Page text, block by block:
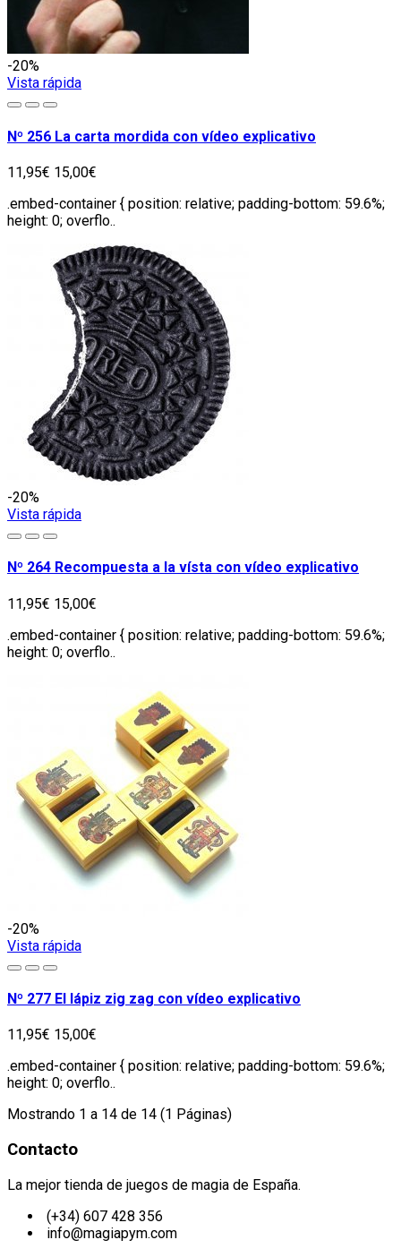
-20%
Vista rápida
Nº 256 La carta mordida con vídeo explicativo
11,95€ 15,00€
.embed-container { position: relative; padding-bottom: 59.6%;
height: 0; overflo..
-20%
Vista rápida
Nº 264 Recompuesta a la vísta con vídeo explicativo
11,95€ 15,00€
.embed-container { position: relative; padding-bottom: 59.6%;
height: 0; overflo..
-20%
Vista rápida
Nº 277 El lápiz zig zag con vídeo explicativo
11,95€ 15,00€
.embed-container { position: relative; padding-bottom: 59.6%;
height: 0; overflo..
Mostrando 1 a 14 de 14 (1 Páginas)
Contacto
La mejor tienda de juegos de magia de España.
(+34) 607 428 356
info@magiapym.com